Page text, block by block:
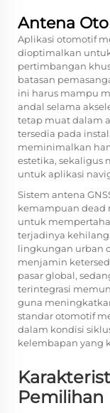
Antena
Aplikasi otomotif
dioptimalkan
pertimbangan
batasan
ini harus mampu
andal selama
tetap muat dalam
tersedia pada
meminimalkan
estetika, sekaligus
untuk aplikasi
Sistem antena
kemampuan dead
untuk
terjadinya
lingkungan urban
menjamin
pasar global,
terintegrasi
guna
standar otomotif
dalam kondisi
kelembapan yang
Pemilihan